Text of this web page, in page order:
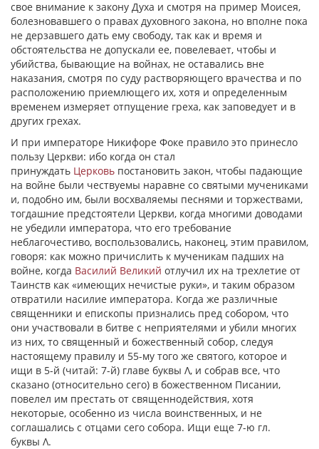
свое внимание к закону Духа и смотря на пример Моисея,
болезновавшего о правах духовного закона, но вполне пока
не дерзавшего дать ему свободу, так как и время и
обстоятельства не допускали ее, повелевает, чтобы и
убийства, бывающие на войнах, не оставались вне
наказания, смотря по суду растворяющего врачества и по
расположению приемлющего их, хотя и определенным
временем измеряет отпущение греха, как заповедует и в
других грехах.
И при императоре Никифоре Фоке правило это принесло
пользу Церкви: ибо когда он стал
принуждать Церковь постановить закон, чтобы падающие
на войне были чествуемы наравне со святыми мучениками
и, подобно им, были восхваляемы песнями и торжествами,
тогдашние предстоятели Церкви, когда многими доводами
не убедили императора, что его требование
неблагочестиво, воспользовались, наконец, этим правилом,
говоря: как можно причислить к мученикам падших на
войне, когда Василий Великий отлучил их на трехлетие от
Таинств как «имеющих нечистые руки», и таким образом
отвратили насилие императора. Когда же различные
священники и епископы признались пред собором, что
они участвовали в битве с неприятелями и убили многих
из них, то священный и божественный собор, следуя
настоящему правилу и 55-му того же святого, которое и
ищи в 5-й (читай: 7-й) главе буквы Λ, и собрав все, что
сказано (относительно сего) в божественном Писании,
повелел им престать от священнодействия, хотя
некоторые, особенно из числа воинственных, и не
соглашались с отцами сего собора. Ищи еще 7-ю гл.
буквы Λ.